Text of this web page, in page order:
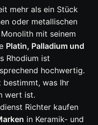
mehr als ein Stück
oder metallischen
mit seinem
Platin, Palladium und
Rhodium ist
hochwertig.
bestimmt, was Ihr
wert ist.
Richter kaufen
in Keramik- und